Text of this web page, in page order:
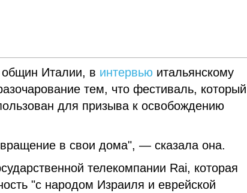
Италии, в интервью итальянскому
тем, что фестиваль, который
для призыва к освобождению
в свои дома", — сказала она.
телекомпании Rai, которая
"с народом Израиля и еврейской